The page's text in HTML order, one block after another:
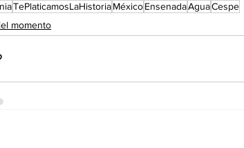
TePlaticamosLaHistoriaMéxicoEnsenadaAguaCespe
momento